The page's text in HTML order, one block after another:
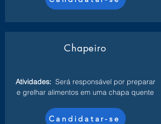
Chapeiro
Atividades: Será responsável por preparar
e grelhar alimentos em uma chapa quente
Candidatar-se